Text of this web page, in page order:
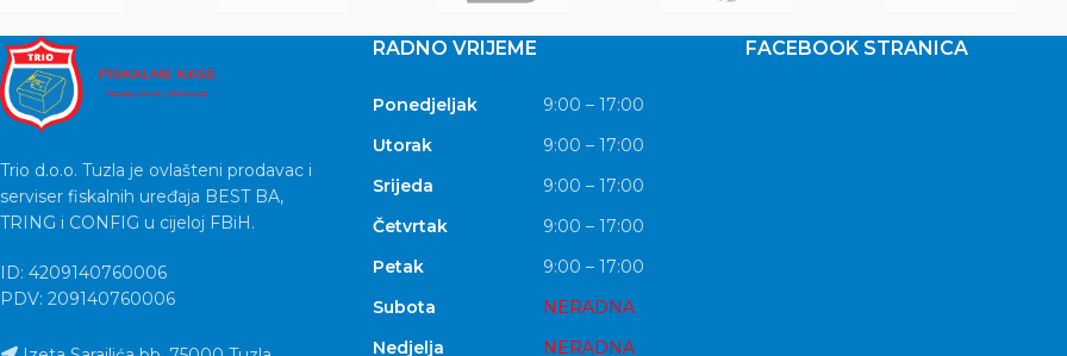
Trio d.o.o. Tuzla je ovlašteni prodavac i
serviser fiskalnih uređaja BEST BA,
TRING i CONFIG u cijeloj FBiH.
ID: 4209140760006
PDV: 209140760006
RADNO VRIJEME
Ponedjeljak
9:00 – 17:00
Utorak
9:00 – 17:00
Srijeda
9:00 – 17:00
Četvrtak
9:00 – 17:00
Petak
9:00 – 17:00
Subota
NERADNA
Nedjelja
NERADNA
FACEBOOK STRANICA